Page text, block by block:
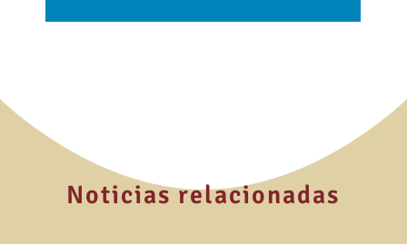
Noticias relacionadas